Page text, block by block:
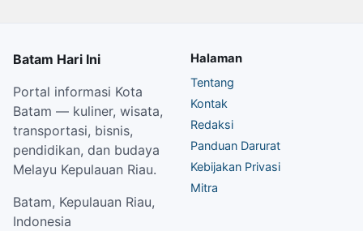
Batam Hari Ini
Portal informasi Kota
Batam — kuliner, wisata,
transportasi, bisnis,
pendidikan, dan budaya
Melayu Kepulauan Riau.
Batam, Kepulauan Riau,
Indonesia
Halaman
Tentang
Kontak
Redaksi
Panduan Darurat
Kebijakan Privasi
Mitra